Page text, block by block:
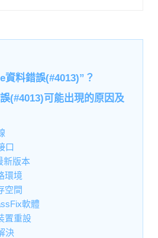
料錯誤(#4013)”？
(#4013)可能出現的原因及
口
新版本
環境
空間
軟體
置重設
決